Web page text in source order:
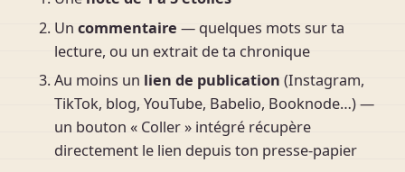
Un commentaire — quelques mots sur ta
lecture, ou un extrait de ta chronique
Au moins un lien de publication (Instagram,
TikTok, blog, YouTube, Babelio, Booknode…) —
un bouton « Coller » intégré récupère
directement le lien depuis ton presse-papier